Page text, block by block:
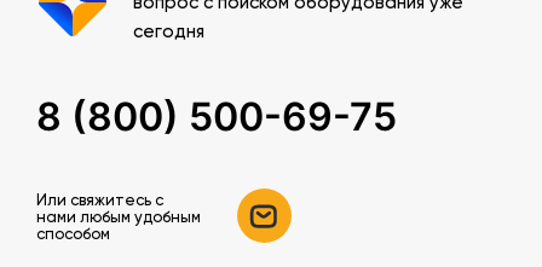
сегодня
8 (800) 500-69-75
Или свяжитесь c
нами любым удобным
способом